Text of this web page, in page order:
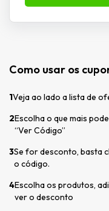
Como usar os
1Veja ao lado a lista de
2Escolha o que mais
“Ver Código”
3Se for desconto, basta
o código.
4Escolha os produtos,
ver o desconto